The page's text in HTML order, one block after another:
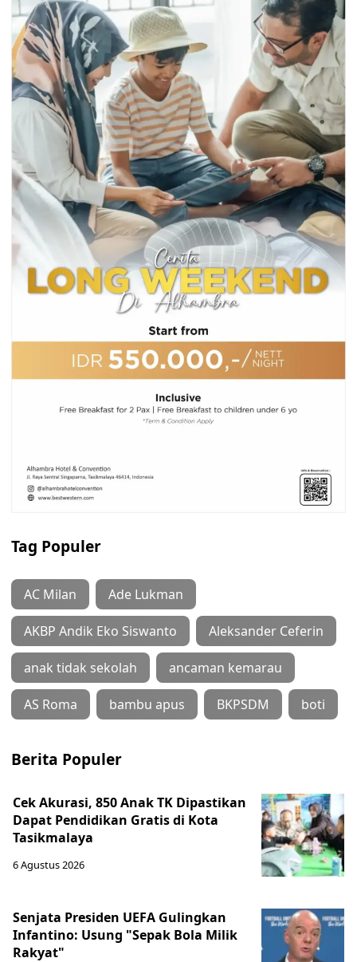
Tag Populer
AC Milan Ade Lukman
AKBP Andik Eko Siswanto Aleksander Ceferin
anak tidak sekolah ancaman kemarau
AS Roma bambu apus BKPSDM boti
Berita Populer
Cek Akurasi, 850 Anak TK Dipastikan
Dapat Pendidikan Gratis di Kota
Tasikmalaya
6 Agustus 2026
Senjata Presiden UEFA Gulingkan
Infantino: Usung "Sepak Bola Milik
Rakyat"